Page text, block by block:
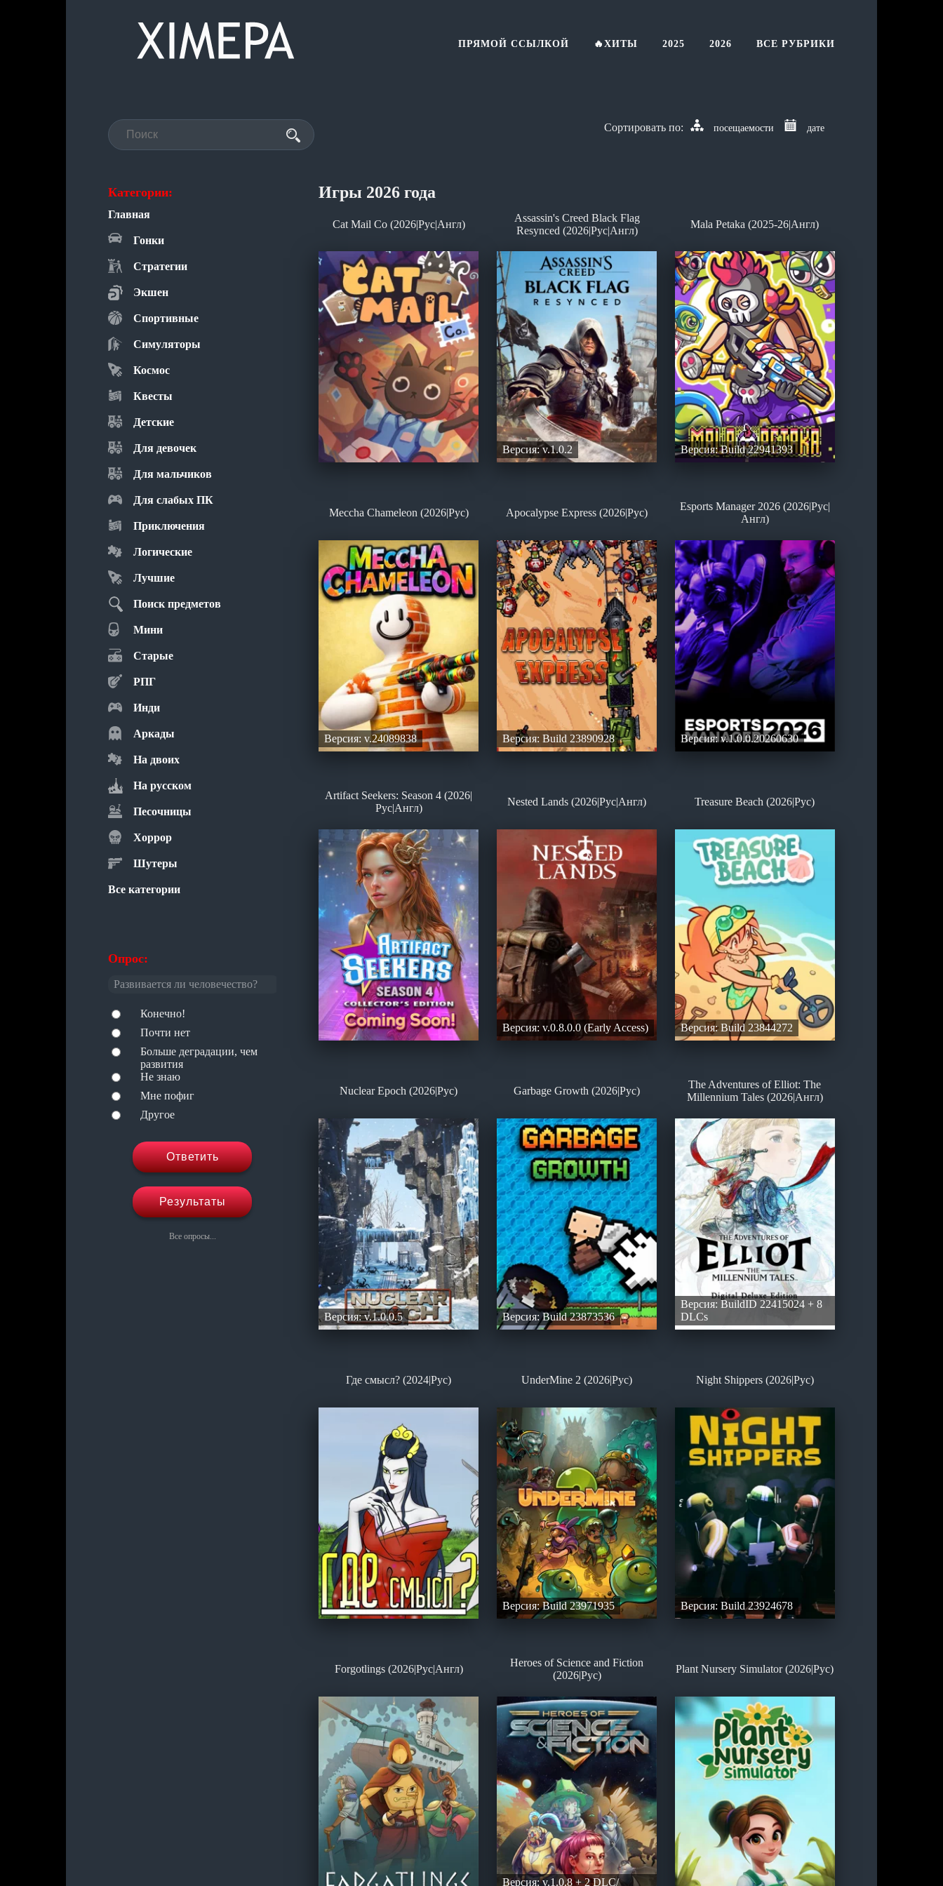
дате
посещаемости
Категории:
ПРЯМОЙ ССЫЛКОЙ 🔥ХИТЫ 2025 2026 ВСЕ РУБРИКИ
Главная
Гонки
Стратегии
Экшен
Спортивные
Симуляторы
Космос
Квесты
Детские
Для девочек
Для мальчиков
Для слабых ПК
Приключения
Логические
Лучшие
Поиск предметов
Мини
Старые
РПГ
Инди
Аркады
На двоих
На русском
Песочницы
Хоррор
Шутеры
Все категории
Опрос:
Развивается ли человечество?
Конечно!
Почти нет
Больше деградации, чем
развития
Не знаю
Мне пофиг
Другое
Ответить
Результаты
Все опросы...
Игры 2026 года
Cat Mail Co (2026|Рус|Англ)
Assassin's Creed Black Flag
Resynced (2026|Рус|Англ)
Версия: v.1.0.2
Mala Petaka (2025-26|Англ)
Версия: Build 22941393
Meccha Chameleon (2026|Рус)
Версия: v.24089838
Apocalypse Express (2026|Рус)
Версия: Build 23890928
Esports Manager 2026 (2026|Рус|
Англ)
Версия: v.1.0.0.20260630
Artifact Seekers: Season 4 (2026|
Рус|Англ)
Nested Lands (2026|Рус|Англ)
Версия: v.0.8.0.0 (Early Access)
Treasure Beach (2026|Рус)
Версия: Build 23844272
Nuclear Epoch (2026|Рус)
Версия: v.1.0.0.5
Garbage Growth (2026|Рус)
Версия: Build 23873536
The Adventures of Elliot: The
Millennium Tales (2026|Англ)
Версия: BuildID 22415024 + 8
DLCs
Где смысл? (2024|Рус) UnderMine 2 (2026|Рус)
Версия: Build 23971935
Night Shippers (2026|Рус)
Версия: Build 23924678
Forgotlings (2026|Рус|Англ)
Heroes of Science and Fiction
(2026|Рус)
Версия: v.1.0.8 + 2 DLC/
Plant Nursery Simulator (2026|Рус)